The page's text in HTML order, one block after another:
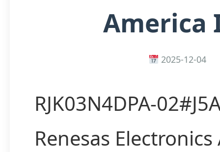
America
2025-12-04
RJK03N4DPA-
Renesas